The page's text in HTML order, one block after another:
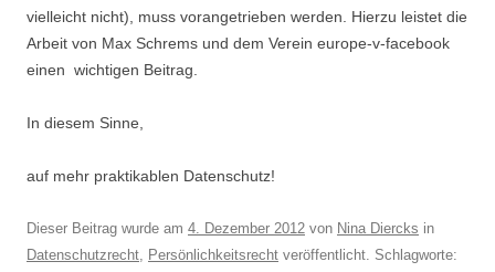
vielleicht nicht), muss vorangetrieben werden. Hierzu leistet die
Arbeit von Max Schrems und dem Verein europe-v-facebook
einen wichtigen Beitrag.
In diesem Sinne,
auf mehr praktikablen Datenschutz!
Dieser Beitrag wurde am 4. Dezember 2012 von Nina Diercks in
Datenschutzrecht, Persönlichkeitsrecht veröffentlicht. Schlagworte: